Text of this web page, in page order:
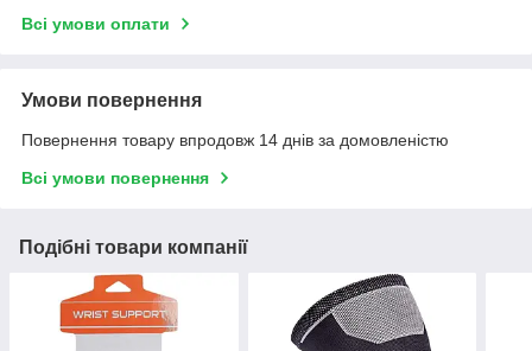
Всі умови оплати
Умови повернення
Повернення товару впродовж 14 днів за домовленістю
Всі умови повернення
Подібні товари компанії